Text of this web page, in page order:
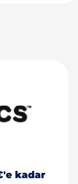
kadar